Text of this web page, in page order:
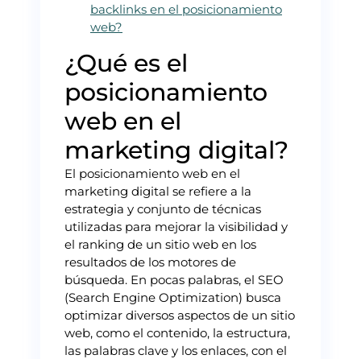
backlinks en el posicionamiento
web?
¿Qué es el
posicionamiento
web en el
marketing digital?
El posicionamiento web en el
marketing digital se refiere a la
estrategia y conjunto de técnicas
utilizadas para mejorar la visibilidad y
el ranking de un sitio web en los
resultados de los motores de
búsqueda. En pocas palabras, el SEO
(Search Engine Optimization) busca
optimizar diversos aspectos de un sitio
web, como el contenido, la estructura,
las palabras clave y los enlaces, con el